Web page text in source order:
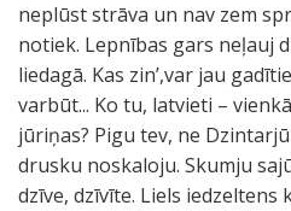
neplūst strāva un nav zem
notiek. Lepnības gars neļauj
liedagā. Kas zin’,var jau
varbūt... Ko tu, latvieti –
jūriņas? Pigu tev, ne
drusku noskaloju. Skumju
dzīve, dzīvīte. Liels iedzeltens